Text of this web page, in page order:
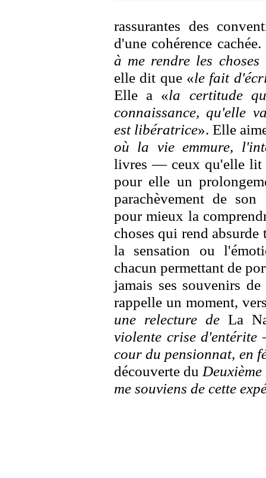
rassurantes des
d'une cohérence cachée.
à me rendre les
elle dit que «le fait
Elle a «la certitude
connaissance, qu'elle
est libératrice». Elle
où la vie emmure,
livres — ceux qu'elle lit
pour elle un
parachèvement de son
pour mieux la
choses qui rend
la sensation ou
chacun permettant de
jamais ses souvenirs
rappelle un moment,
une relecture de La
violente crise d'entérite
cour du pensionnat, en
découverte du Deuxième
me souviens de cette